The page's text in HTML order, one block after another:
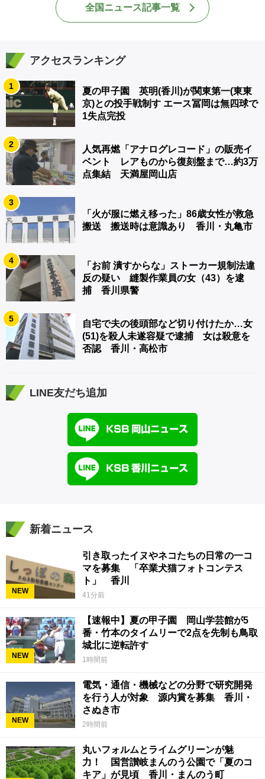
全国ニュース記事一覧
アクセスランキング
1
夏の甲子園 英明(香川)が関東第一(東東
京)との投手戦制す エース冨岡は無四球で
1失点完投
2
人気再燃「アナログレコード」の販売イ
ベント レアものから復刻盤まで…約3万
点集結 天満屋岡山店
3
「火が服に燃え移った」86歳女性が救急
搬送 搬送時は意識あり 香川・丸亀市
4
「お前 潰すからな」ストーカー規制法違
反の疑い 縫製作業員の女（43）を逮
捕 香川県警
5
自宅で夫の後頭部など切り付けたか…女
(51)を殺人未遂容疑で逮捕 女は殺意を
否認 香川・高松市
LINE友だち追加
新着ニュース
NEW
引き取ったイヌやネコたちの日常の一コ
マを募集 「卒業犬猫フォトコンテス
ト」 香川
41分前
NEW
【速報中】夏の甲子園 岡山学芸館が5
番・竹本のタイムリーで2点を先制も鳥取
城北に逆転許す
1時間前
NEW
電気・通信・機械などの分野で研究開発
を行う人が対象 源内賞を募集 香川・
さぬき市
2時間前
丸いフォルムとライムグリーンが魅
力！ 国営讃岐まんのう公園で「夏のコ
キア」が見頃 香川・まんのう町